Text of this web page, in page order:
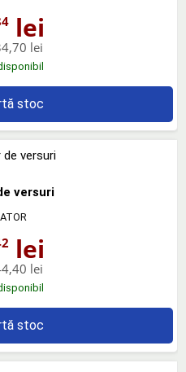
lei
lei
stoc
versuri
lei
lei
stoc